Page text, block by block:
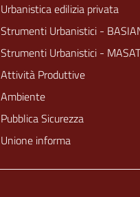
Urbanistica edilizia privata
Strumenti Urbanistici -
Strumenti Urbanistici -
Attività Produttive
Ambiente
Pubblica Sicurezza
Unione informa